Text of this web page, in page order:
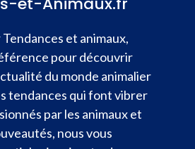
et animaux,
pour découvrir
du monde animalier
tendances qui font vibrer
par les animaux et
nous vous